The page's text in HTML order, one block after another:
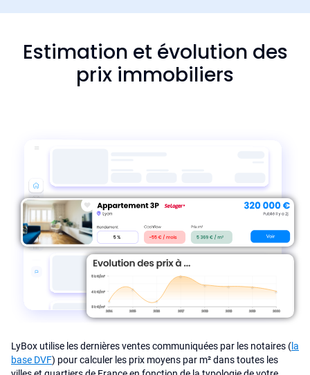
Estimation et évolution des
prix immobiliers
LyBox utilise les dernières ventes communiquées par les notaires (la
base DVF) pour calculer les prix moyens par m² dans toutes les